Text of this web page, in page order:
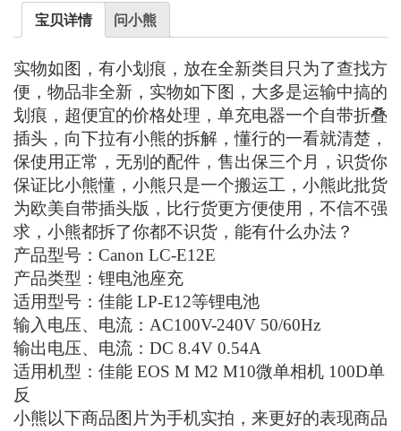
宝贝详情 问小熊
实物如图，有小划痕，放在全新类目只为了查找方
便，物品非全新，实物如下图，大多是运输中搞的
划痕，超便宜的价格处理，单充电器一个自带折叠
插头，向下拉有小熊的拆解，懂行的一看就清楚，
保使用正常，无别的配件，售出保三个月，识货你
保证比小熊懂，小熊只是一个搬运工，小熊此批货
为欧美自带插头版，比行货更方便使用，不信不强
求，小熊都拆了你都不识货，能有什么办法？
产品型号：Canon LC-E12E
产品类型：锂电池座充
适用型号：佳能 LP-E12等锂电池
输入电压、电流：AC100V-240V 50/60Hz
输出电压、电流：DC 8.4V 0.54A
适用机型：佳能 EOS M M2 M10微单相机 100D单
反
小熊以下商品图片为手机实拍，来更好的表现商品